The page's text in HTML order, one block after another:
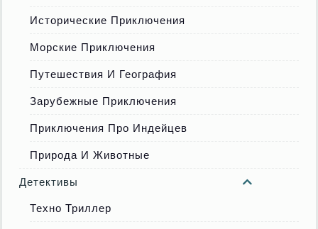
Исторические Приключения
Морские Приключения
Путешествия И География
Зарубежные Приключения
Приключения Про Индейцев
Природа И Животные
Детективы
Техно Триллер